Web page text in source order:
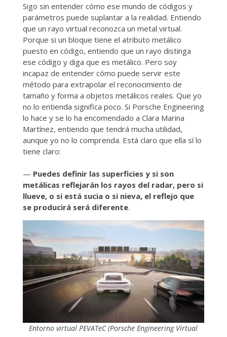
Sigo sin entender cómo ese mundo de códigos y
parámetros puede suplantar a la realidad. Entiendo
que un rayo virtual reconozca un metal virtual.
Porque si un bloque tiene el atributo metálico
puesto en código, entiendo que un rayo distinga
ese código y diga que es metálico. Pero soy
incapaz de entender cómo puede servir este
método para extrapolar el reconocimiento de
tamaño y forma a objetos metálicos reales. Que yo
no lo entienda significa poco. Si Porsche Engineering
lo hace y se lo ha encomendado a Clara Marina
Martínez, entiendo que tendrá mucha utilidad,
aunque yo no lo comprenda. Está claro que ella sí lo
tiene claro:
— Puedes definir las superficies y si son
metálicas reflejarán los rayos del radar, pero si
llueve, o si está sucia o si nieva, el reflejo que
se producirá será diferente.
Entorno virtual PEVATeC (Porsche Engineering Virtual